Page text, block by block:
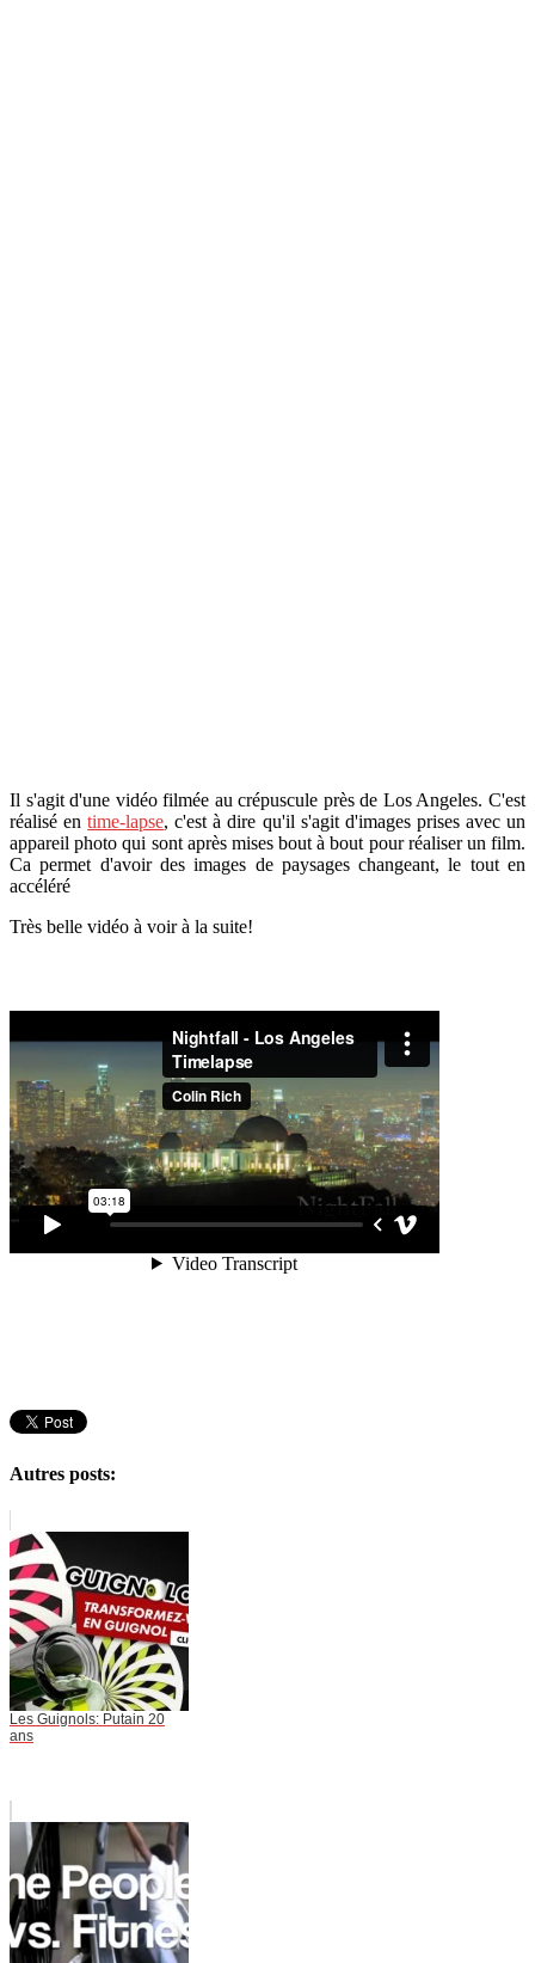
Il s'agit d'une vidéo filmée au crépuscule près de Los Angeles. C'est
réalisé entime-lapse, c'est à dire qu'il s'agit d'images prises avec un
appareil photo qui sont après mises bout à bout pour réaliser un film.
Ca permet d'avoir des images de paysages changeant, le tout en
accéléré
Très belle vidéo à voir à la suite!
Autres posts:
Les Guignols: Putain 20
ans